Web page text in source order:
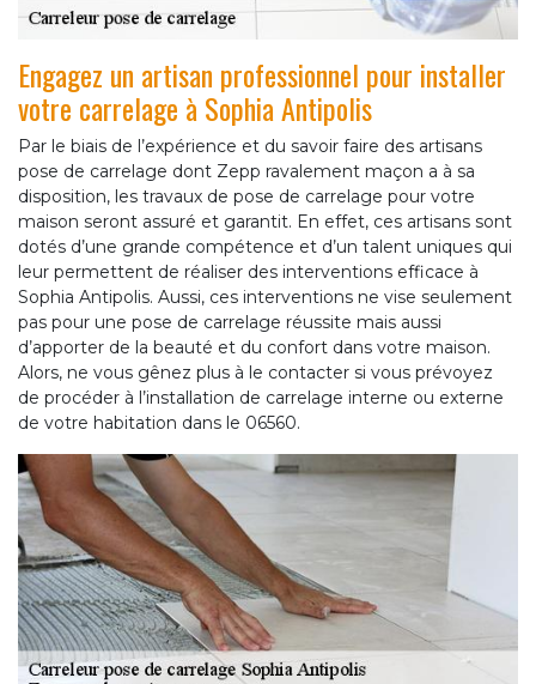
Engagez un artisan professionnel pour installer
votre carrelage à Sophia Antipolis
Par le biais de l’expérience et du savoir faire des artisans
pose de carrelage dont Zepp ravalement maçon a à sa
disposition, les travaux de pose de carrelage pour votre
maison seront assuré et garantit. En effet, ces artisans sont
dotés d’une grande compétence et d’un talent uniques qui
leur permettent de réaliser des interventions efficace à
Sophia Antipolis. Aussi, ces interventions ne vise seulement
pas pour une pose de carrelage réussite mais aussi
d’apporter de la beauté et du confort dans votre maison.
Alors, ne vous gênez plus à le contacter si vous prévoyez
de procéder à l’installation de carrelage interne ou externe
de votre habitation dans le 06560.